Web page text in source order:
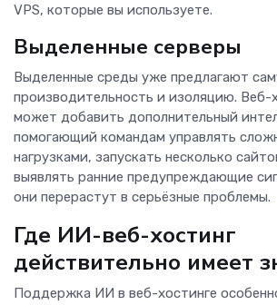
VPS, которые вы используете.
Выделенные серверы
Выделенные среды уже предлагают
производительность и изоляцию. Веб-
может добавить дополнительный
помогающий командам управлять
нагрузками, запускать несколько
выявлять ранние предупреждающие
они перерастут в серьёзные проблемы.
Где ИИ-веб-хостинг
действительно имеет
Поддержка ИИ в веб-хостинге